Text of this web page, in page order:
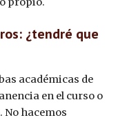
¿tendré que
académicas de
en el curso o
No hacemos